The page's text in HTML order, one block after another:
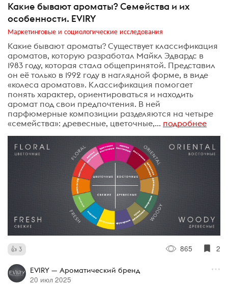
Какие бывают ароматы? Семейства и их
особенности. EVIRY
Маркетинговые и социологические исследования
Какие бывают ароматы? Существует классификация
ароматов, которую разработал Майкл Эдвардс в
1983 году, которая стала общепринятой. Представил
он её только в 1992 году в наглядной форме, в виде
«колеса ароматов». Классификация помогает
понять характер, ориентироваться и находить
аромат под свои предпочтения. В ней
парфюмерные композиции разделяются на четыре
«семейства»: древесные, цветочные,... подробнее
3 865 2
EVIRY — Ароматический бренд
20 июл 2025